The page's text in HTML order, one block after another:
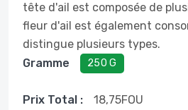
tête d'ail est composée de
fleur d'ail est également
distingue plusieurs types.
Gramme
250 G
Prix ​​total : 18,75FOU